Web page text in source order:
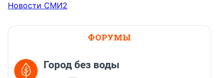
Новости СМИ2
ФОРУМЫ
Город без воды